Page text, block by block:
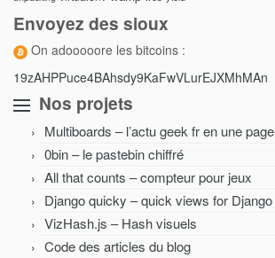
Envoyez des sioux
On adooooore les bitcoins :
19zAHPPuce4BAhsdy9KaFwVLurEJXMhMAn
Nos projets
Multiboards – l’actu geek fr en une page
0bin – le pastebin chiffré
All that counts – compteur pour jeux
Django quicky – quick views for Django
VizHash.js – Hash visuels
Code des articles du blog